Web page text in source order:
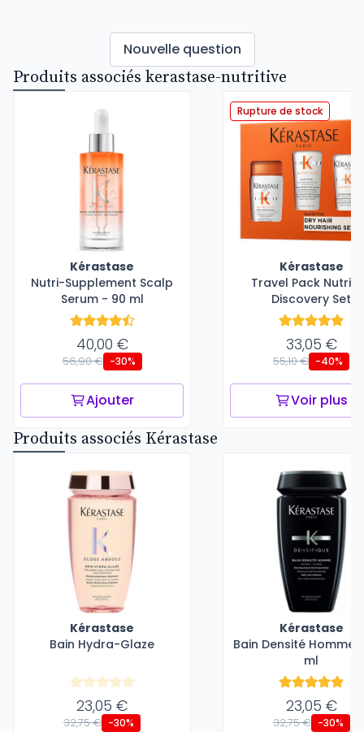
Nouvelle question
Produits associés kerastase-nutritive
Kérastase
Nutri-Supplement Scalp
Serum - 90 ml
40,00 €
56,90 € -30%
Ajouter
Rupture de stock
Kérastase
Travel Pack
Discovery Set
33,05 €
55,10 € -40%
Voir plus
Produits associés Kérastase
Kérastase
Bain Hydra-Glaze
23,05 €
32,75 € -30%
Kérastase
Bain Densité Homme
ml
23,05 €
32,75 € -30%